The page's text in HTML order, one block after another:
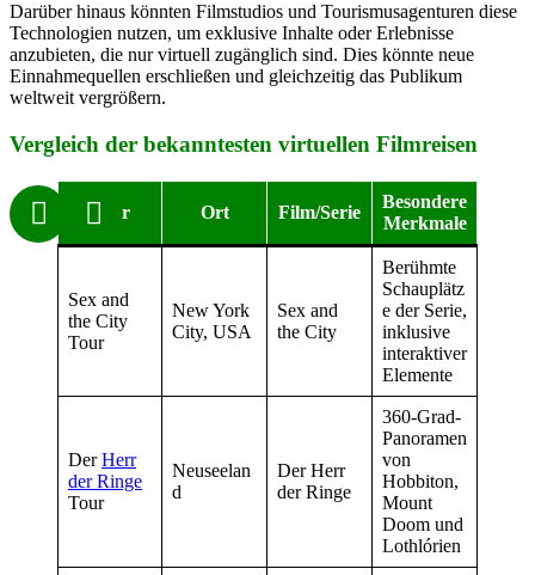
Darüber hinaus könnten Filmstudios und Tourismusagenturen diese
Technologien nutzen, um exklusive Inhalte oder Erlebnisse
anzubieten, die nur virtuell zugänglich sind. Dies könnte neue
Einnahmequellen erschließen und gleichzeitig das Publikum
weltweit vergrößern.
Vergleich der bekanntesten virtuellen Filmreisen
Tour Ort Film/Serie
Besondere
Merkmale
Sex and
the City
Tour
New York
City, USA
Sex and
the City
Berühmte
Schauplätz
e der Serie,
inklusive
interaktiver
Elemente
DerHerr
der Ringe
Tour
Neuseelan
d
Der Herr
der Ringe
360-Grad-
Panoramen
von
Hobbiton,
Mount
Doom und
Lothlórien